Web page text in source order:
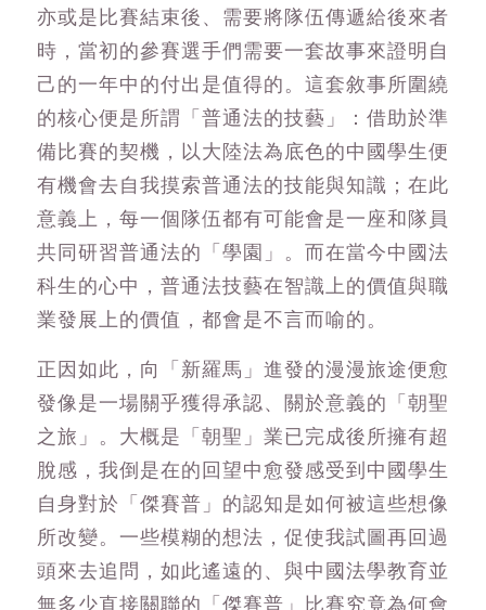
亦或是比賽結束後、需要將隊伍傳遞給後來者
時，當初的參賽選手們需要一套故事來證明自
己的一年中的付出是值得的。這套敘事所圍繞
的核心便是所謂「普通法的技藝」：借助於準
備比賽的契機，以大陸法為底色的中國學生便
有機會去自我摸索普通法的技能與知識；在此
意義上，每一個隊伍都有可能會是一座和隊員
共同研習普通法的「學園」。而在當今中國法
科生的心中，普通法技藝在智識上的價值與職
業發展上的價值，都會是不言而喻的。
正因如此，向「新羅馬」進發的漫漫旅途便愈
發像是一場關乎獲得承認、關於意義的「朝聖
之旅」。大概是「朝聖」業已完成後所擁有超
脫感，我倒是在的回望中愈發感受到中國學生
自身對於「傑賽普」的認知是如何被這些想像
所改變。一些模糊的想法，促使我試圖再回過
頭來去追問，如此遙遠的、與中國法學教育並
無多少直接關聯的「傑賽普」比賽究竟為何會